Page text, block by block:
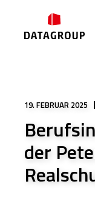
19. FEBRUAR 2025
der